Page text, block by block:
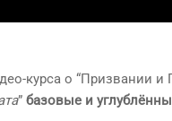
курса о “Призвании
” базовые и